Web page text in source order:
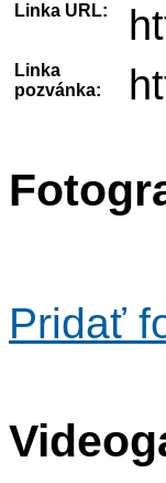
Linka URL:
Linka
pozvánka:
Pridať